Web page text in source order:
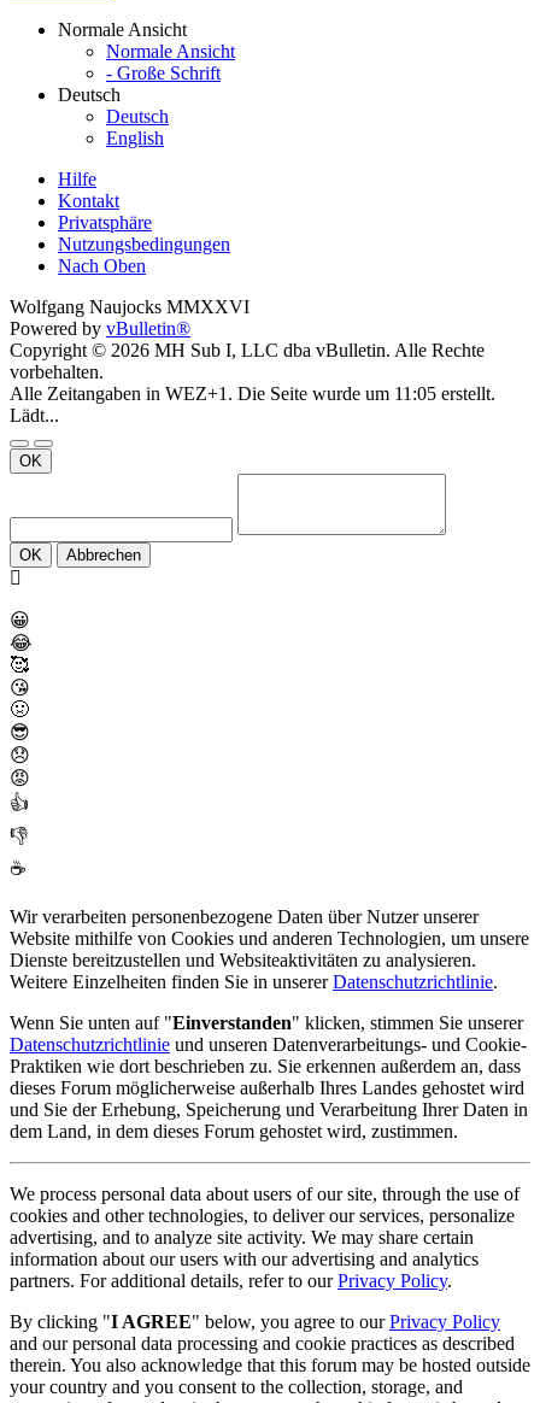
Normale Ansicht
Normale Ansicht
- Große Schrift
Deutsch
Deutsch
English
Hilfe
Kontakt
Privatsphäre
Nutzungsbedingungen
Nach Oben
Wolfgang Naujocks MMXXVI
Powered by vBulletin®
Copyright © 2026 MH Sub I, LLC dba vBulletin. Alle Rechte
vorbehalten.
Alle Zeitangaben in WEZ+1. Die Seite wurde um 11:05 erstellt.
Lädt...
OK
OK Abbrechen
😀
😂
🥰
😘
🤢
😎
😞
😡
👍
👎
☕
Wir verarbeiten personenbezogene Daten über Nutzer unserer
Website mithilfe von Cookies und anderen Technologien, um unsere
Dienste bereitzustellen und Websiteaktivitäten zu analysieren.
Weitere Einzelheiten finden Sie in unsererDatenschutzrichtlinie.
Wenn Sie unten auf "Einverstanden" klicken, stimmen Sie unserer
Datenschutzrichtlinie und unseren Datenverarbeitungs- und Cookie-
Praktiken wie dort beschrieben zu. Sie erkennen außerdem an, dass
dieses Forum möglicherweise außerhalb Ihres Landes gehostet wird
und Sie der Erhebung, Speicherung und Verarbeitung Ihrer Daten in
dem Land, in dem dieses Forum gehostet wird, zustimmen.
We process personal data about users of our site, through the use of
cookies and other technologies, to deliver our services, personalize
advertising, and to analyze site activity. We may share certain
information about our users with our advertising and analytics
partners. For additional details, refer to ourPrivacy Policy.
By clicking "I AGREE" below, you agree to ourPrivacy Policy
and our personal data processing and cookie practices as described
therein. You also acknowledge that this forum may be hosted outside
your country and you consent to the collection, storage, and